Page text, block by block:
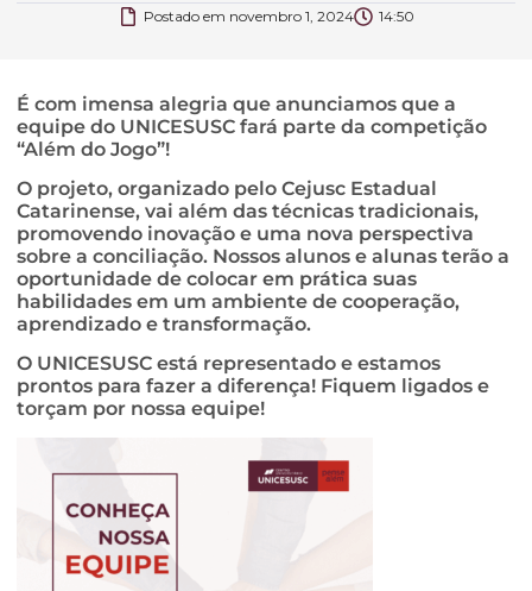
Postado em novembro 1, 2024 14:50
É com imensa alegria que anunciamos que a
equipe do UNICESUSC fará parte da competição
“Além do Jogo”!
O projeto, organizado pelo Cejusc Estadual
Catarinense, vai além das técnicas tradicionais,
promovendo inovação e uma nova perspectiva
sobre a conciliação. Nossos alunos e alunas terão a
oportunidade de colocar em prática suas
habilidades em um ambiente de cooperação,
aprendizado e transformação.
O UNICESUSC está representado e estamos
prontos para fazer a diferença! Fiquem ligados e
torçam por nossa equipe!